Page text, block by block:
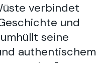
verbindet
und
seine
authentischem